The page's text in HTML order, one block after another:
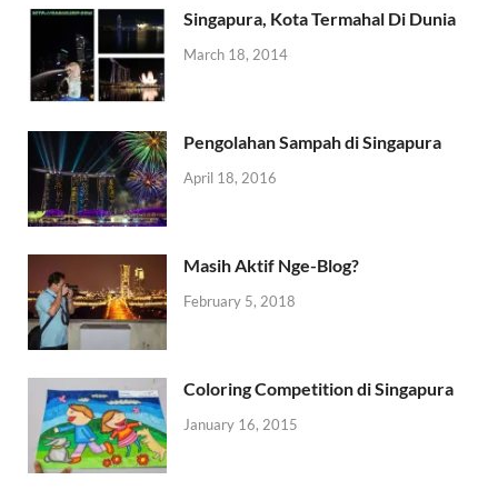
Singapura, Kota Termahal Di Dunia
March 18, 2014
Pengolahan Sampah di Singapura
April 18, 2016
Masih Aktif Nge-Blog?
February 5, 2018
Coloring Competition di Singapura
January 16, 2015